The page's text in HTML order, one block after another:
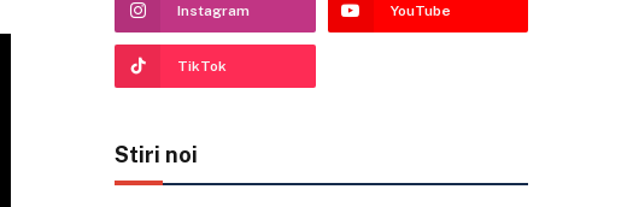
Instagram YouTube
TikTok
Stiri noi